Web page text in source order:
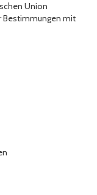
Union
Bestimmungen mit